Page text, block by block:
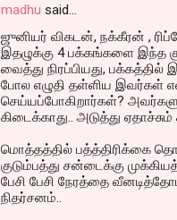
madhu said…
ஜுனியர் விகடன், நக்கீரன் ,
இதழுக்கு 4 பக்கங்களை இந்த
வைத்து நிரப்பியது, பக்கத்தில்
போல எழுதி தள்ளிய இவர்கள்
செய்யப்போகிறார்கள்?
கிடைக்காது.. அடுத்து
மொத்தத்தில் பத்த்திரிக்கை
குடும்பத்து சன்டைக்கு
பேசி பேசி நேரத்தை
நிதர்சனம்..